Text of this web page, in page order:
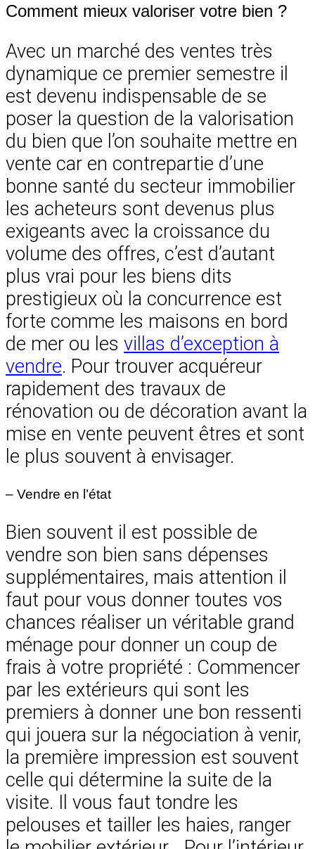
Comment mieux valoriser votre bien ?
Avec un marché des ventes très
dynamique ce premier semestre il
est devenu indispensable de se
poser la question de la valorisation
du bien que l’on souhaite mettre en
vente car en contrepartie d’une
bonne santé du secteur immobilier
les acheteurs sont devenus plus
exigeants avec la croissance du
volume des offres, c’est d’autant
plus vrai pour les biens dits
prestigieux où la concurrence est
forte comme les maisons en bord
de mer ou les villas d’exception à
vendre. Pour trouver acquéreur
rapidement des travaux de
rénovation ou de décoration avant la
mise en vente peuvent êtres et sont
le plus souvent à envisager.
– Vendre en l’état
Bien souvent il est possible de
vendre son bien sans dépenses
supplémentaires, mais attention il
faut pour vous donner toutes vos
chances réaliser un véritable grand
ménage pour donner un coup de
frais à votre propriété : Commencer
par les extérieurs qui sont les
premiers à donner une bon ressenti
qui jouera sur la négociation à venir,
la première impression est souvent
celle qui détermine la suite de la
visite. Il vous faut tondre les
pelouses et tailler les haies, ranger